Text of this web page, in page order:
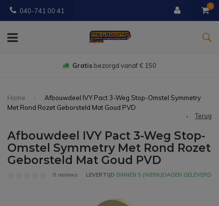
040-741 00 41
0
Gratis bezorgd vanaf € 150
Home
Afbouwdeel IVY Pact 3-Weg Stop-Omstel Symmetry
Met Rond Rozet Geborsteld Mat Goud PVD
Terug
Afbouwdeel IVY Pact 3-Weg Stop-
Omstel Symmetry Met Rond Rozet
Geborsteld Mat Goud PVD
0 reviews LEVERTIJD BINNEN 5 (WERK)DAGEN GELEVERD